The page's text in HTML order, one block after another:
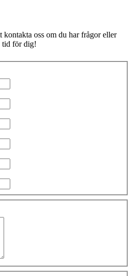
oss om du har frågor eller
tid för dig!